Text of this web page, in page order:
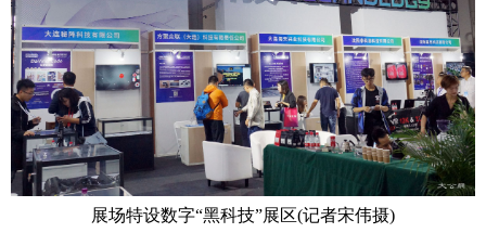
展场特设数字“黑科技”展区(记者宋伟摄)